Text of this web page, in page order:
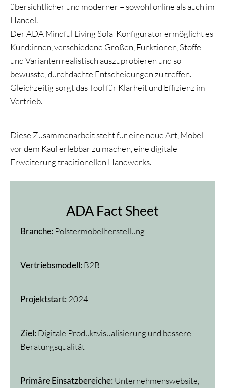
übersichtlicher und moderner – sowohl online als auch im
Handel.
Der ADA Mindful Living Sofa-Konfigurator ermöglicht es
Kund:innen, verschiedene Größen, Funktionen, Stoffe
und Varianten realistisch auszuprobieren und so
bewusste, durchdachte Entscheidungen zu treffen.
Gleichzeitig sorgt das Tool für Klarheit und Effizienz im
Vertrieb.
Diese Zusammenarbeit steht für eine neue Art, Möbel
vor dem Kauf erlebbar zu machen, eine digitale
Erweiterung traditionellen Handwerks.
ADA Fact Sheet
Branche: Polstermöbelherstellung
Vertriebsmodell: B2B
Projektstart: 2024
Ziel: Digitale Produktvisualisierung und bessere
Beratungsqualität
Primäre Einsatzbereiche: Unternehmenswebsite,